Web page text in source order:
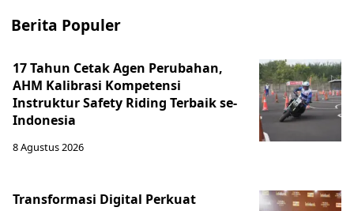
Berita Populer
17 Tahun Cetak Agen Perubahan,
AHM Kalibrasi Kompetensi
Instruktur Safety Riding Terbaik se-
Indonesia
8 Agustus 2026
Transformasi Digital Perkuat